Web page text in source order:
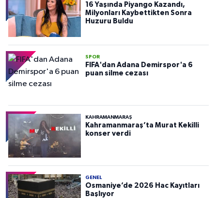
16 Yaşında Piyango Kazandı,
Milyonları Kaybettikten Sonra
Huzuru Buldu
SPOR
FIFA'dan Adana Demirspor'a 6
puan silme cezası
KAHRAMANMARAŞ
Kahramanmaraş’ta Murat Kekilli
konser verdi
GENEL
Osmaniye’de 2026 Hac Kayıtları
Başlıyor